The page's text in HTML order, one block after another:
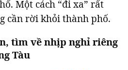
Một cách “đi xa” rất
cần rời khỏi thành phố.
tìm về nhịp nghỉ riêng
Tàu